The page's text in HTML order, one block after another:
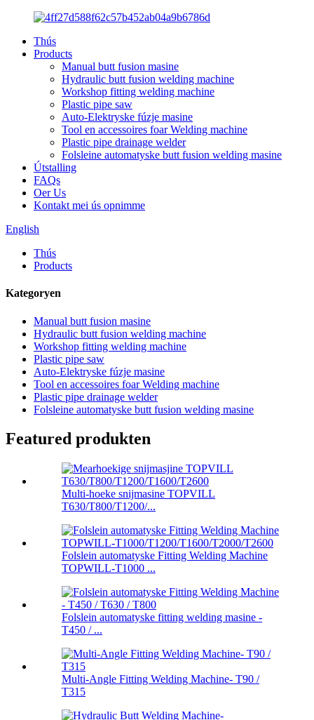
Thús
Products
Manual butt fusion masine
Hydraulic butt fusion welding machine
Workshop fitting welding machine
Plastic pipe saw
Auto-Elektryske fúzje masine
Tool en accessoires foar Welding machine
Plastic pipe drainage welder
Folsleine automatyske butt fusion welding masine
Útstalling
FAQs
Oer Us
Kontakt mei ús opnimme
English
Thús
Products
Kategoryen
Manual butt fusion masine
Hydraulic butt fusion welding machine
Workshop fitting welding machine
Plastic pipe saw
Auto-Elektryske fúzje masine
Tool en accessoires foar Welding machine
Plastic pipe drainage welder
Folsleine automatyske butt fusion welding masine
Featured produkten
Multi-hoeke snijmasine TOPVILL
T630/T800/T1200/...
Folslein automatyske Fitting Welding Machine
TOPWILL-T1000 ...
Folslein automatyske fitting welding masine -
T450 / ...
Multi-Angle Fitting Welding Machine- T90 /
T315